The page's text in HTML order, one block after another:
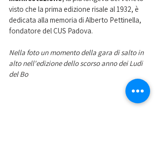
visto che la prima edizione risale al 1932, è
dedicata alla memoria di Alberto Pettinella,
fondatore del CUS Padova.
Nella foto un momento della gara di salto in
alto nell'edizione dello scorso anno dei Ludi
del Bo